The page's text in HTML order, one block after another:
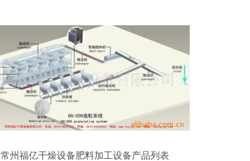
常州福亿干燥设备肥料加工设备产品列表